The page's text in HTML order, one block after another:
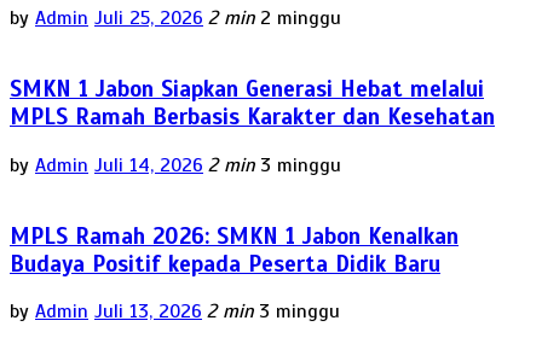
by Admin Juli 25, 2026 2 min 2 minggu
SMKN 1 Jabon Siapkan Generasi Hebat melalui
MPLS Ramah Berbasis Karakter dan Kesehatan
by Admin Juli 14, 2026 2 min 3 minggu
MPLS Ramah 2026: SMKN 1 Jabon Kenalkan
Budaya Positif kepada Peserta Didik Baru
by Admin Juli 13, 2026 2 min 3 minggu